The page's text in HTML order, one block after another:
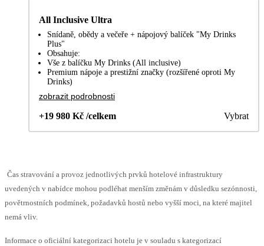
All Inclusive Ultra
Snídaně, obědy a večeře + nápojový balíček "My Drinks
Plus"
Obsahuje:
Vše z balíčku My Drinks (All inclusive)
Premium nápoje a prestižní značky (rozšířené oproti My
Drinks)
zobrazit podrobnosti
+19 980 Kč /celkem Vybrat
Čas stravování a provoz jednotlivých prvků hotelové infrastruktury
uvedených v nabídce mohou podléhat menším změnám v důsledku sezónnosti,
povětrnostních podmínek, požadavků hostů nebo vyšší moci, na které majitel
nemá vliv.
Informace o oficiální kategorizaci hotelu je v souladu s kategorizací